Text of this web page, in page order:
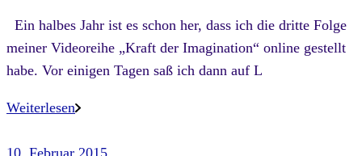
Ein halbes Jahr ist es schon her, dass ich die dritte Folge
meiner Videoreihe „Kraft der Imagination“ online gestellt
habe. Vor einigen Tagen saß ich dann auf L
Weiterlesen